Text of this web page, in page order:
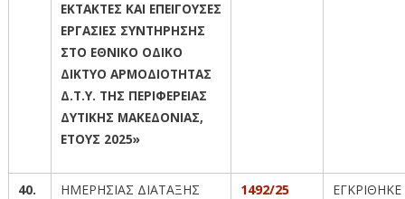
ΕΚΤΑΚΤΕΣ ΚΑΙ ΕΠΕΙΓΟΥΣΕΣ
ΕΡΓΑΣΙΕΣ ΣΥΝΤΗΡΗΣΗΣ
ΣΤΟ ΕΘΝΙΚΟ ΟΔΙΚΟ
ΔΙΚΤΥΟ ΑΡΜΟΔΙΟΤΗΤΑΣ
Δ.Τ.Υ. ΤΗΣ ΠΕΡΙΦΕΡΕΙΑΣ
ΔΥΤΙΚΗΣ ΜΑΚΕΔΟΝΙΑΣ,
ΕΤΟΥΣ 2025»
40. ΗΜΕΡΗΣΙΑΣ ΔΙΑΤΑΞΗΣ 1492/25
ΕΓΚΡΙΘΗΚΕ